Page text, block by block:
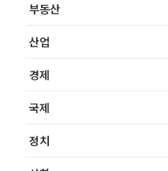
부동산
산업
경제
국제
정치